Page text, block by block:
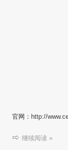
官网：http://
继续阅读 »